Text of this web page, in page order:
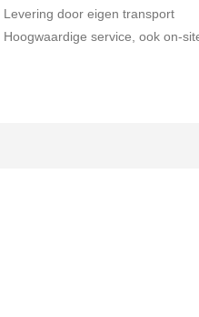
Levering door eigen transport
Hoogwaardige service, ook on-